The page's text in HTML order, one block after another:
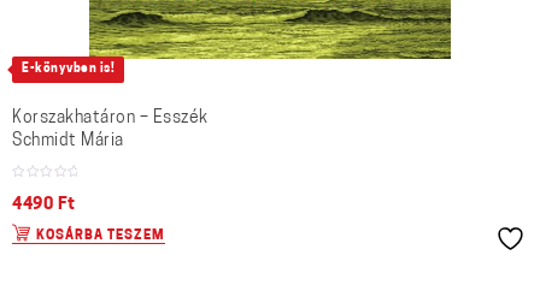
E-könyvben is!
Korszakhatáron – Esszék
Schmidt Mária
4490 Ft
KOSÁRBA TESZEM